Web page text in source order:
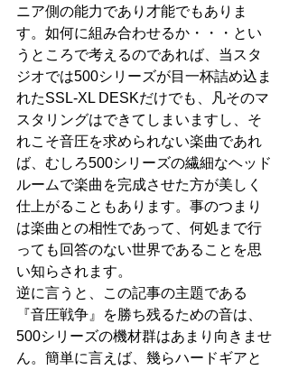
ニア側の能力であり才能でもありま
す。如何に組み合わせるか・・・とい
うところで考えるのであれば、当スタ
ジオでは500シリーズが目一杯詰め込ま
れたSSL-XL DESKだけでも、凡そのマ
スタリングはできてしまいますし、そ
れこそ音圧を求められない楽曲であれ
ば、むしろ500シリーズの繊細なヘッド
ルームで楽曲を完成させた方が美しく
仕上がることもあります。事のつまり
は楽曲との相性であって、何処まで行
っても回答のない世界であることを思
い知らされます。
逆に言うと、この記事の主題である
『音圧戦争』を勝ち残るための音は、
500シリーズの機材群はあまり向きませ
ん。簡単に言えば、幾らハードギアと